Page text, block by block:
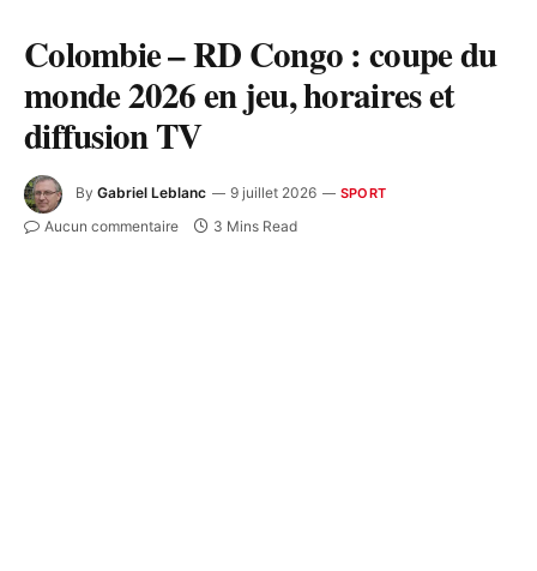
Colombie – RD Congo : coupe du
monde 2026 en jeu, horaires et
diffusion TV
By Gabriel Leblanc 9 juillet 2026 SPORT
Aucun commentaire 3 Mins Read